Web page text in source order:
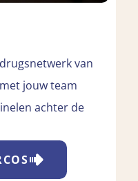
van
jouw team
achter de